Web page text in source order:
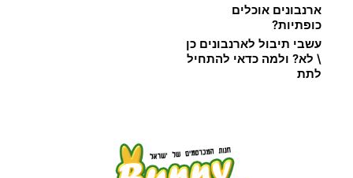
ארנבונים אוכלים
כופתיות?
עשבי תיבול לארנבונים כן
\ לא? ולמה כדאי להתחיל
לתת